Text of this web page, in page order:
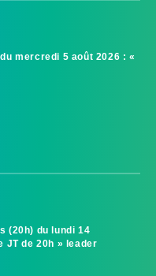
mercredi 5 août 2026 : «
(20h) du lundi 14
JT de 20h » leader